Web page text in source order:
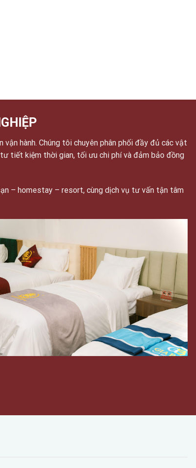
hành. Chúng tôi chuyên phân phối đầy đủ các vật
tiết kiệm thời gian, tối ưu chi phí và đảm bảo đồng
– homestay – resort, cùng dịch vụ tư vấn tận tâm